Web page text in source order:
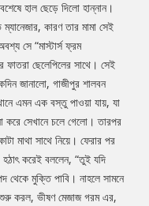
পরী এবার। পুরো পৃথিবী জুড়ে
কলকাঠি নাড়ছে ভয়ঙ্কর এক
রুখে দিয়ে পৃথিবীকে রক্ষা
হাল ছেড়ে দিলো হান্নান।
কারণ তার মামা সেই
সে “মাস্টার্স ফ্রম
ফাতরা ছেলেপিলের সাথে। সেই
জানালো, গাজীপুর শালবন
এমন এক বস্তু পাওয়া যায়, যা
করে সেখানে চলে গেলো। তারপর
মাথা সাথে নিয়ে। ফেরার পর
হঠাৎ করেই বললেন, “তুই যদি
মুক্তি পাবি। নাহলে সামনে
শুরু করল, ভীষণ মেজাজ গরম এর,